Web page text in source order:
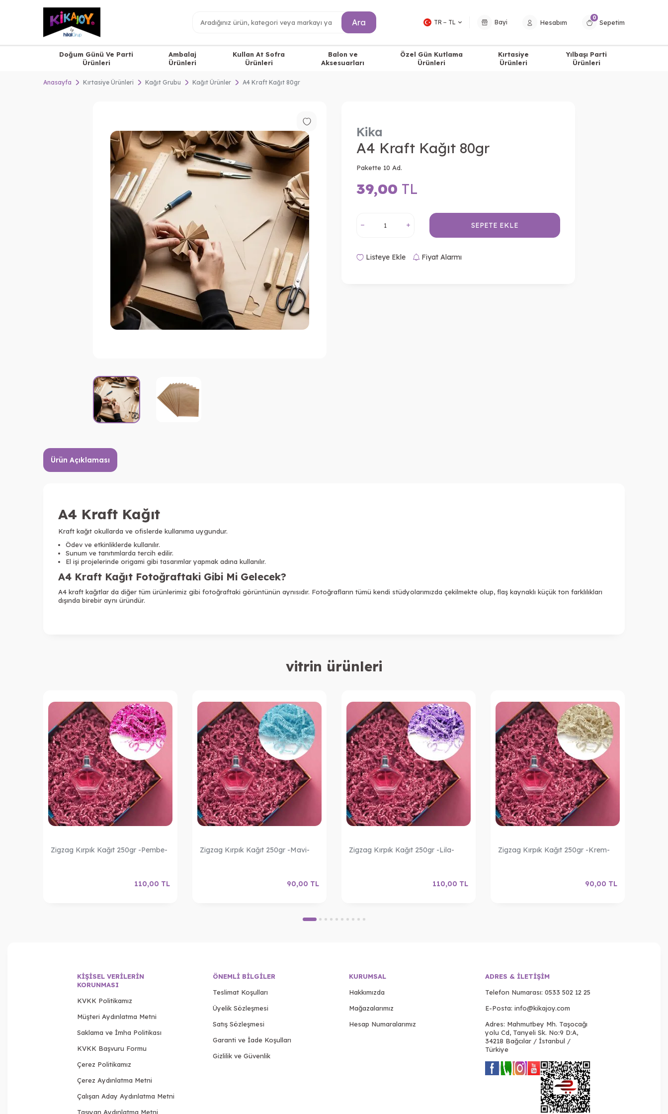
Ara TR − TL Bayi Hesabım
0
Sepetim
Doğum Günü Ve Parti
Ürünleri
Ambalaj
Ürünleri
Kullan At Sofra
Ürünleri
Balon ve
Aksesuarları
Özel Gün Kutlama
Ürünleri
Kırtasiye
Ürünleri
Yılbaşı Parti
Ürünleri
Anasayfa Kırtasiye Ürünleri Kağıt Grubu Kağıt Ürünler A4 Kraft Kağıt 80gr
Kika
A4 Kraft Kağıt 80gr
Pakette 10 Ad.
39,00 TL
SEPETE EKLE
Listeye Ekle Fiyat Alarmı
Ürün Açıklaması
A4 Kraft Kağıt
Kraft kağıt okullarda ve ofislerde kullanıma uygundur.
Ödev ve etkinliklerde kullanılır.
Sunum ve tanıtımlarda tercih edilir.
El işi projelerinde origami gibi tasarımlar yapmak adına kullanılır.
A4 Kraft Kağıt Fotoğraftaki Gibi Mi Gelecek?
A4 kraft kağıtlar da diğer tüm ürünlerimiz gibi fotoğraftaki görüntünün aynısıdır. Fotoğrafların tümü kendi stüdyolarımızda çekilmekte olup, flaş kaynaklı küçük ton farklılıkları
dışında birebir aynı üründür.
vitrin ürünleri
Zigzag Kırpık Kağıt 250gr -Pembe-
110,00 TL
Zigzag Kırpık Kağıt 250gr -Mavi-
90,00 TL
Zigzag Kırpık Kağıt 250gr -Lila-
110,00 TL
Zigzag Kırpık Kağıt 250gr -Krem-
90,00 TL
KIŞISEL VERILERIN
KORUNMASI
KVKK Politikamız
Müşteri Aydınlatma Metni
Saklama ve İmha Politikası
KVKK Başvuru Formu
Çerez Politikamız
Çerez Aydınlatma Metni
Çalışan Aday Aydınlatma Metni
Taşıyan Aydınlatma Metni
ÖNEMLI BILGILER
Teslimat Koşulları
Üyelik Sözleşmesi
Satış Sözleşmesi
Garanti ve İade Koşulları
Gizlilik ve Güvenlik
KURUMSAL
Hakkımızda
Mağazalarımız
Hesap Numaralarımız
ADRES & İLETIŞIM
Telefon Numarası: 0533 502 12 25
E-Posta: info@kikajoy.com
Adres: Mahmutbey Mh. Taşocağı
yolu Cd, Tanyeli Sk. No:9 D:A,
34218 Bağcılar / İstanbul /
Türkiye